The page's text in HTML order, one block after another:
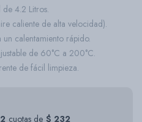
4.2 Litros.
caliente de alta velocidad).
calentamiento rápido.
de 60°C a 200°C.
de fácil limpieza.
cuotas de $ 232